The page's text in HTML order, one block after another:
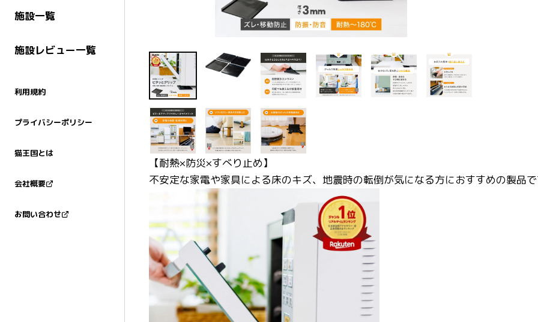
施設一覧
施設レビュー一覧
利用規約
プライバシーポリシー
猫王国とは
会社概要
お問い合わせ
【耐熱×防災×すべり止め】
不安定な家電や家具による床のキズ、地震時の転倒が気になる方におすすめの製品